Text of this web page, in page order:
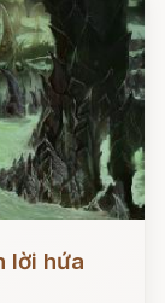
lời hứa